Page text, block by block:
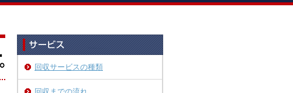
回収サービスの種類